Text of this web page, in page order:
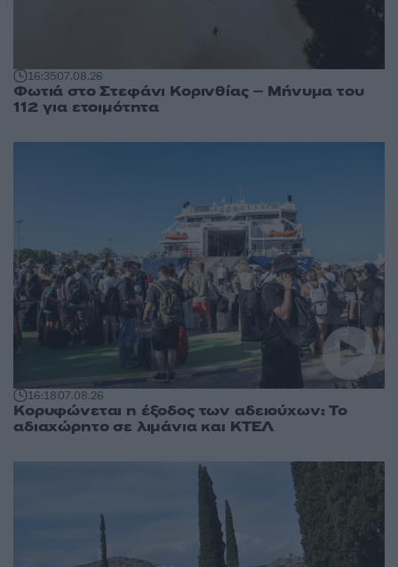
16:3507.08.26
Φωτιά στο Στεφάνι Κορινθίας – Μήνυμα του
112 για ετοιμότητα
16:1807.08.26
Κορυφώνεται η έξοδος των αδειούχων: Το
αδιαχώρητο σε λιμάνια και ΚΤΕΛ